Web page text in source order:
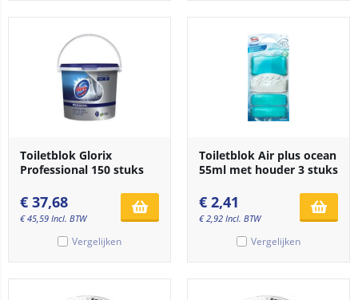
Toiletblok Glorix
Professional 150 stuks
€ 37,68
€45,59 Incl. BTW
Vergelijken
Toiletblok Air plus ocean
55ml met houder 3 stuks
€ 2,41
€2,92 Incl. BTW
Vergelijken